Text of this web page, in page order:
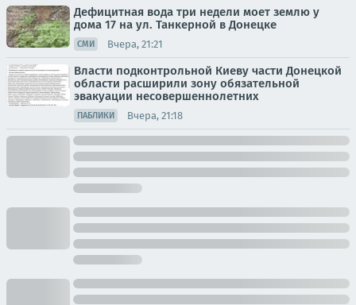
Дефицитная вода три недели моет землю у
дома 17 на ул. Танкерной в Донецке
СМИ Вчера, 21:21
Власти подконтрольной Киеву части Донецкой
области расширили зону обязательной
эвакуации несовершеннолетних
ПАБЛИКИ Вчера, 21:18